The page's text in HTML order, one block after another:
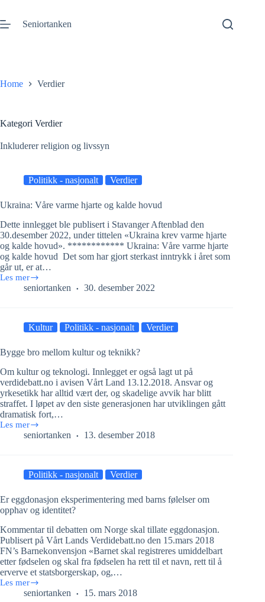
innholdSeniortanken
Home Verdier
Kategori Verdier
Inkluderer religion og livssyn
Politikk - nasjonalt Verdier
Ukraina: Våre varme hjarte og kalde hovud
Dette innlegget ble publisert i Stavanger Aftenblad den
30.desember 2022, under tittelen «Ukraina krev varme hjarte
og kalde hovud». ************ Ukraina: Våre varme hjarte
og kalde hovud Det som har gjort sterkast inntrykk i året som
går ut, er at…
Les mer
Ukraina:
seniortanken 30. desember 2022
Kultur Politikk - nasjonalt Verdier
Bygge bro mellom kultur og teknikk?
Om kultur og teknologi. Innlegget er også lagt ut på
verdidebatt.no i avisen Vårt Land 13.12.2018. Ansvar og
yrkesetikk har alltid vært der, og skadelige avvik har blitt
straffet. I løpet av den siste generasjonen har utviklingen gått
dramatisk fort,…
Les mer
Bygge
teknikk?
seniortanken 13. desember 2018
Politikk - nasjonalt Verdier
Er eggdonasjon eksperimentering med barns følelser om
opphav og identitet?
Kommentar til debatten om Norge skal tillate eggdonasjon.
Publisert på Vårt Lands Verdidebatt.no den 15.mars 2018
FN’s Barnekonvensjon «Barnet skal registreres umiddelbart
etter fødselen og skal fra fødselen ha rett til et navn, rett til å
erverve et statsborgerskap, og,…
Les mer
Er
eggdonasjonseniortanken 15. mars 2018